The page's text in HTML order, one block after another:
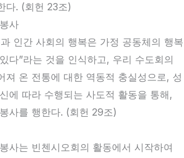
다. (회헌 23조)
사
인간 사회의 행복은 가정 공동체의 행복
다”라는 것을 인식하고, 우리 수도회의
져 온 전통에 대한 역동적 충실성으로, 성
에 따라 수행되는 사도적 활동을 통해,
사를 행한다. (회헌 29조)
사는 빈첸시오회의 활동에서 시작하여